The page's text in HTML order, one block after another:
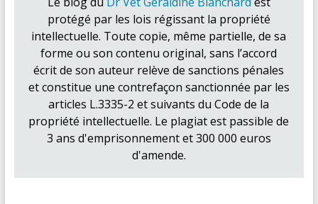
protégé par les lois régissant la propriété
intellectuelle. Toute copie, même partielle, de sa
forme ou son contenu original, sans l’accord
écrit de son auteur relève de sanctions pénales
et constitue une contrefaçon sanctionnée par les
articles L.3335-2 et suivants du Code de la
propriété intellectuelle. Le plagiat est passible de
3 ans d'emprisonnement et 300 000 euros
d'amende.